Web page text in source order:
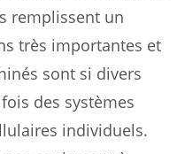
remplissent un
très importantes et
sont si divers
des systèmes
individuels.